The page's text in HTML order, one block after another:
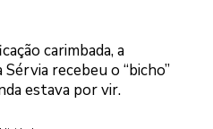
carimbada, a
recebeu o “bicho”
estava por vir.